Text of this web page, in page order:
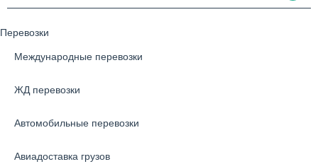
Перевозки
Международные перевозки
ЖД перевозки
Автомобильные перевозки
Авиадоставка грузов